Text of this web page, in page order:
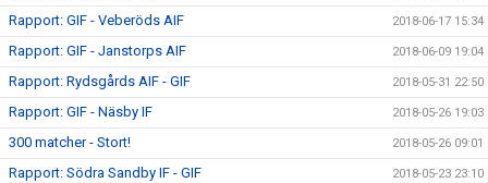
Rapport: GIF - Veberöds AIF 2018-06-17 15:34
Rapport: GIF - Janstorps AIF 2018-06-09 19:04
Rapport: Rydsgårds AIF - GIF 2018-05-31 22:50
Rapport: GIF - Näsby IF 2018-05-26 19:03
300 matcher - Stort! 2018-05-26 09:01
Rapport: Södra Sandby IF - GIF 2018-05-23 23:10